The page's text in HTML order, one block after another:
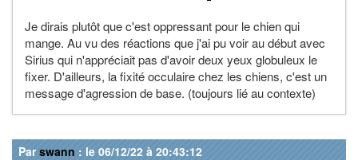
Je dirais plutôt que c'est oppressant pour le chien qui
mange. Au vu des réactions que j'ai pu voir au début avec
Sirius qui n'appréciait pas d'avoir deux yeux globuleux le
fixer. D'ailleurs, la fixité occulaire chez les chiens, c'est un
message d'agression de base. (toujours lié au contexte)
Parswann : le 06/12/22 à 20:43:12